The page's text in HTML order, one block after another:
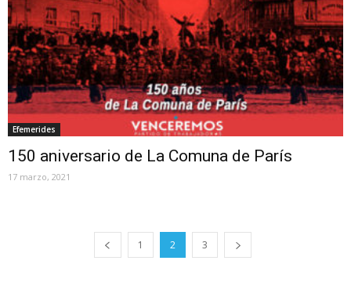
Efemerides
150 aniversario de La Comuna de París
17 marzo, 2021
1 2 3